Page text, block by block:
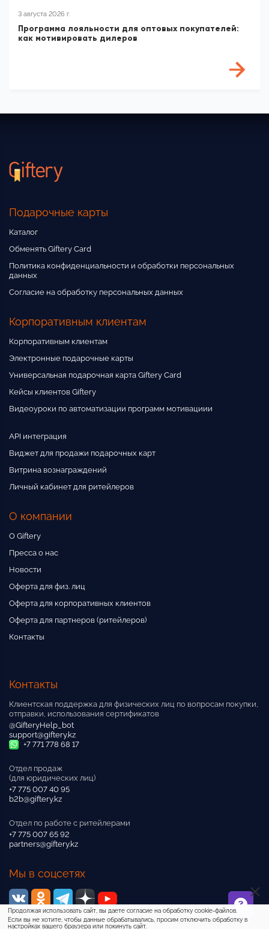
3 августа 2026 г.
Программа лояльности для оптовых покупателей:
как мотивировать дилеров
Подарочные карты
Каталог
Обменять Giftery Card
Политика конфиденциальности и обработки персональных
данных
Согласие на обработку персональных данных
Корпоративным клиентам
Корпоративным клиентам
Электронные подарочные карты
Универсальная подарочная карта Giftery Card
Кейсы клиентов Giftery
Видеоуроки по автоматизации программ мотивациии
API интеграция
Виджет для продажи подарочных карт
Витрина вознаграждений
Личный кабинет для ритейлеров
О компании
О Giftery
Пресса о нас
Новости
Оферта для физ. лиц
Оферта для корпоративных клиентов
Оферта для партнеров (ритейлеров)
Контакты
Контакты
Клиентская поддержка для физических лиц по вопросам покупки,
отправки, использования сертификатов
@GifteryHelp_bot
support@giftery.kz
+7 771 778 68 17
Отдел продаж
(для юридических лиц)
+7 775 007 40 95
b2b@giftery.kz
Отдел по работе с ритейлерами
+7 775 007 65 92
partners@giftery.kz
Мы в соцсетях
Продолжая использовать сайт, вы даете согласие на обработку cookie-файлов.
Если вы не хотите, чтобы данные обрабатывались, просим отключить обработку в
настройках вашего браузера или покинуть сайт.